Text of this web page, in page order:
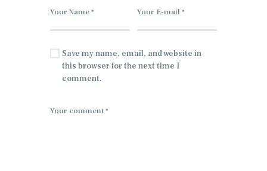
Save my name, email, and website in
this browser for the next time I
comment.